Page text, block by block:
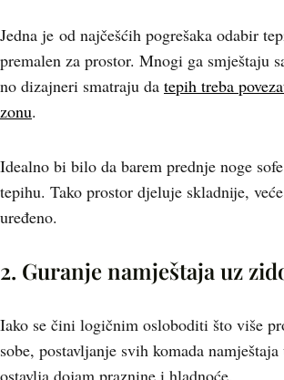
Jedna je od najčešćih pogrešaka odabir
premalen za prostor. Mnogi ga smještaju
no dizajneri smatraju da tepih treba
zonu.
Idealno bi bilo da barem prednje noge
tepihu. Tako prostor djeluje skladnije,
uređeno.
2. Guranje namještaja uz
Iako se čini logičnim osloboditi što više
sobe, postavljanje svih komada
ostavlja dojam praznine i hladnoće.